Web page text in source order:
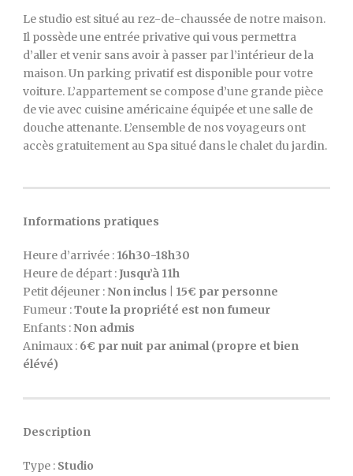
Le studio est situé au rez-de-chaussée de notre maison.
Il possède une entrée privative qui vous permettra
d’aller et venir sans avoir à passer par l’intérieur de la
maison. Un parking privatif est disponible pour votre
voiture. L’appartement se compose d’une grande pièce
de vie avec cuisine américaine équipée et une salle de
douche attenante. L’ensemble de nos voyageurs ont
accès gratuitement au Spa situé dans le chalet du jardin.
Informations pratiques
Heure d’arrivée : 16h30-18h30
Heure de départ :Jusqu’à 11h
Petit déjeuner :Non inclus | 15€ par personne
Fumeur :Toute la propriété est non fumeur
Enfants :Non admis
Animaux : 6€ par nuit par animal (propre et bien
élévé)
Description
Type : Studio